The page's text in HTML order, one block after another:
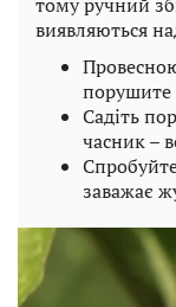
виявляються
порушите
Садіть
часник –
заважає